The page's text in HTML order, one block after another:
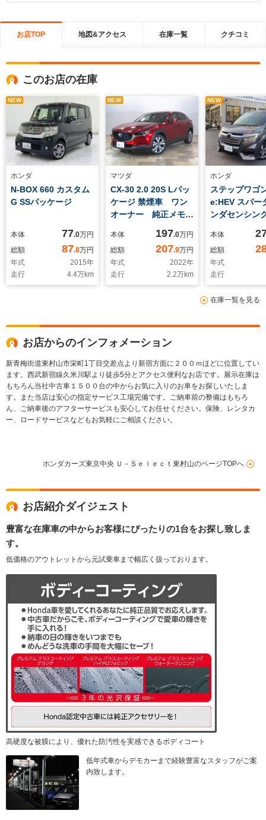
お店TOP 地図&アクセス 在庫一覧 クチコミ
このお店の在庫
NEW
ホンダ
N-BOX 660 カスタム
G SSパッケージ
本体 77.0万円
総額
87.8万円
年式
2015年
走行
4.4万km
NEW
マツダ
CX-30 2.0 20S Lパッ
ケージ 禁煙車 ワン
オーナー 純正メモリ
Bluetooth
AUDIO DVD マル
チビューカメラ
LED ETC スマート
キー パワーテールゲ
本体 197.0万円
総額
207.9万円
年式
2022年
走行
2.2万km
NEW
ホンダ
ステップワゴ
e:HEV スパー
ンダセンシン
正9インチメ
ビ DVD
ートゥース
クラック
ンダセンシン
電動スライド
LEDヘットラ
本体
総額
年式
走行
在庫一覧を見る
お店からのインフォメーション
新青梅街道東村山市栄町1丁目交差点より新宿方面に２００ｍほどに位置してい
ます。西武新宿線久米川駅より徒歩5分とアクセス便利なお店です。展示在庫は
もちろん当社中古車１５００台の中からお気に入りのお車をお探しいたしま
す。また当店は安心の指定サービス工場完備です。ご納車前の整備はもちろ
ん、ご納車後のアフターサービスも安心してお任せください。保険、レンタカ
ー、ロードサービスなどもお気軽にご相談ください。
ホンダカーズ東京中央 Ｕ－Ｓｅｌｅｃｔ東村山のページTOPへ
お店紹介ダイジェスト
豊富な在庫車の中からお客様にぴったりの1台をお探し致しま
す。
低価格のアウトレットから元試乗車まで幅広く扱っております。
高硬度な被膜により、優れた防汚性を実感できるボディコート
低年式車からデモカーまで経験豊富なスタッフがご案
内致します。